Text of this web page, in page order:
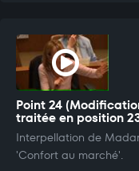
Point 24
traitée en position
Interpellation de
'Confort au marché'.